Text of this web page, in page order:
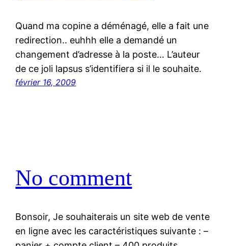
Quand ma copine a déménagé, elle a fait une
redirection.. euhhh elle a demandé un
changement d’adresse à la poste… L’auteur
de ce joli lapsus s’identifiera si il le souhaite.
février 16, 2009
No comment
Bonsoir, Je souhaiterais un site web de vente
en ligne avec les caractéristiques suivante : –